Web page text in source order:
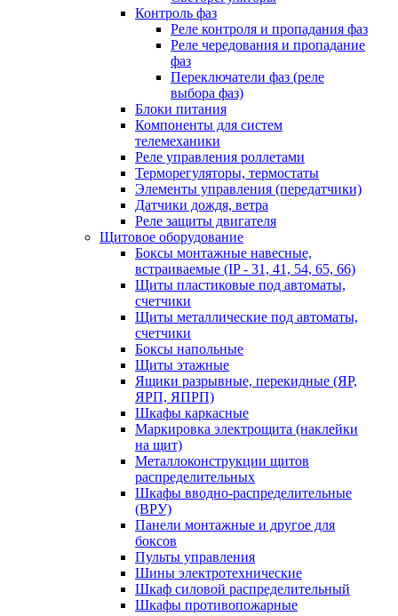
Контроль фаз
Реле контроля и пропадания фаз
Реле чередования и пропадание
фаз
Переключатели фаз (реле
выбора фаз)
Блоки питания
Компоненты для систем
телемеханики
Реле управления роллетами
Терморегуляторы, термостаты
Элементы управления (передатчики)
Датчики дождя, ветра
Реле защиты двигателя
Щитовое оборудование
Боксы монтажные навесные,
встраиваемые (IP - 31, 41, 54, 65, 66)
Щиты пластиковые под автоматы,
счетчики
Щиты металлические под автоматы,
счетчики
Боксы напольные
Щиты этажные
Ящики разрывные, перекидные (ЯР,
ЯРП, ЯПРП)
Шкафы каркасные
Маркировка электрощита (наклейки
на щит)
Металлоконструкции щитов
распределительных
Шкафы вводно-распределительные
(ВРУ)
Панели монтажные и другое для
боксов
Пульты управления
Шины электротехнические
Шкаф силовой распределительный
Шкафы противопожарные